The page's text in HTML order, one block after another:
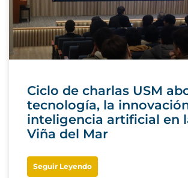
Ciclo de charlas USM
tecnología, la
inteligencia artificial en
Viña del Mar
Seguir Leyendo